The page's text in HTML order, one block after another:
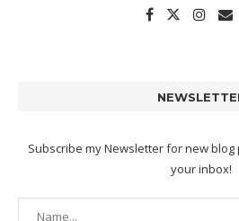
Subscribe my Newsletter for new
your inbox!